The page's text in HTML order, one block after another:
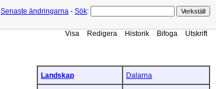
Senaste ändringarna - Sök:
Visa Redigera Historik Bifoga Utskrift
Landskap Dalarna